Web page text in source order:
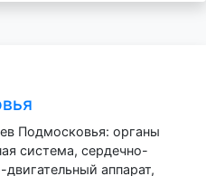
Подмосковья: органы
система, сердечно-
аппарат,